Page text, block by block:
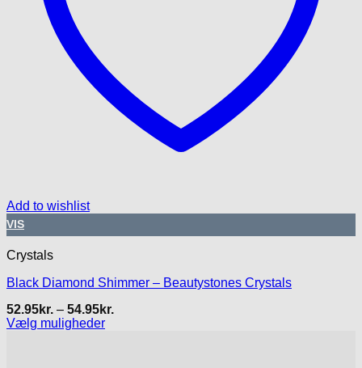
Add to wishlist
VIS
Crystals
Black Diamond Shimmer – Beautystones Crystals
52.95kr. – 54.95kr.
Vælg muligheder